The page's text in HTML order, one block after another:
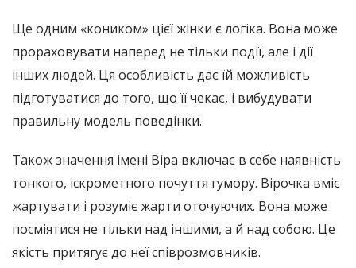
Ще одним «коником» цієї жінки є логіка. Вона може
прораховувати наперед не тільки події, але і дії
інших людей. Ця особливість дає їй можливість
підготуватися до того, що її чекає, і вибудувати
правильну модель поведінки.
Також значення імені Віра включає в себе наявність
тонкого, іскрометного почуття гумору. Вірочка вміє
жартувати і розуміє жарти оточуючих. Вона може
посміятися не тільки над іншими, а й над собою. Це
якість притягує до неї співрозмовників.